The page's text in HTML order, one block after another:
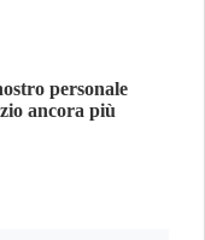
personale
ancora più